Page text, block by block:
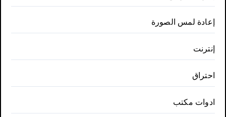
إعادة لمس الصورة
إنترنت
احتراق
ادوات مكتب